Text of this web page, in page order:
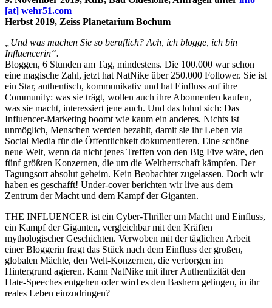
[at] wehr51.com
Herbst 2019, Zeiss Planetarium Bochum
„Und was machen Sie so beruflich? Ach, ich blogge, ich bin
Influencerin“.
Bloggen, 6 Stunden am Tag, mindestens. Die 100.000 war schon
eine magische Zahl, jetzt hat NatNike über 250.000 Follower. Sie ist
ein Star, authentisch, kommunikativ und hat Einfluss auf ihre
Community: was sie trägt, wollen auch ihre Abonnenten kaufen,
was sie macht, interessiert jene auch. Und das lohnt sich: Das
Influencer-Marketing boomt wie kaum ein anderes. Nichts ist
unmöglich, Menschen werden bezahlt, damit sie ihr Leben via
Social Media für die Öffentlichkeit dokumentieren. Eine schöne
neue Welt, wenn da nicht jenes Treffen von den Big Five wäre, den
fünf größten Konzernen, die um die Weltherrschaft kämpfen. Der
Tagungsort absolut geheim. Kein Beobachter zugelassen. Doch wir
haben es geschafft! Under-cover berichten wir live aus dem
Zentrum der Macht und dem Kampf der Giganten.
THE INFLUENCER ist ein Cyber-Thriller um Macht und Einfluss,
ein Kampf der Giganten, vergleichbar mit den Kräften
mythologischer Geschichten. Verwoben mit der täglichen Arbeit
einer Bloggerin fragt das Stück nach dem Einfluss der großen,
globalen Mächte, den Welt-Konzernen, die verborgen im
Hintergrund agieren. Kann NatNike mit ihrer Authentizität den
Hate-Speeches entgehen oder wird es den Bashern gelingen, in ihr
reales Leben einzudringen?